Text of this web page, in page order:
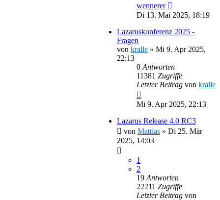
wennerer
Di 13. Mai 2025, 18:19
Lazaruskonferenz 2025 -
Fragen
von kralle » Mi 9. Apr 2025,
22:13
0 Antworten
11381 Zugriffe
Letzter Beitrag von kralle
Mi 9. Apr 2025, 22:13
Lazarus Release 4.0 RC3
von Mattias » Di 25. Mär
2025, 14:03
1
2
19 Antworten
22211 Zugriffe
Letzter Beitrag von